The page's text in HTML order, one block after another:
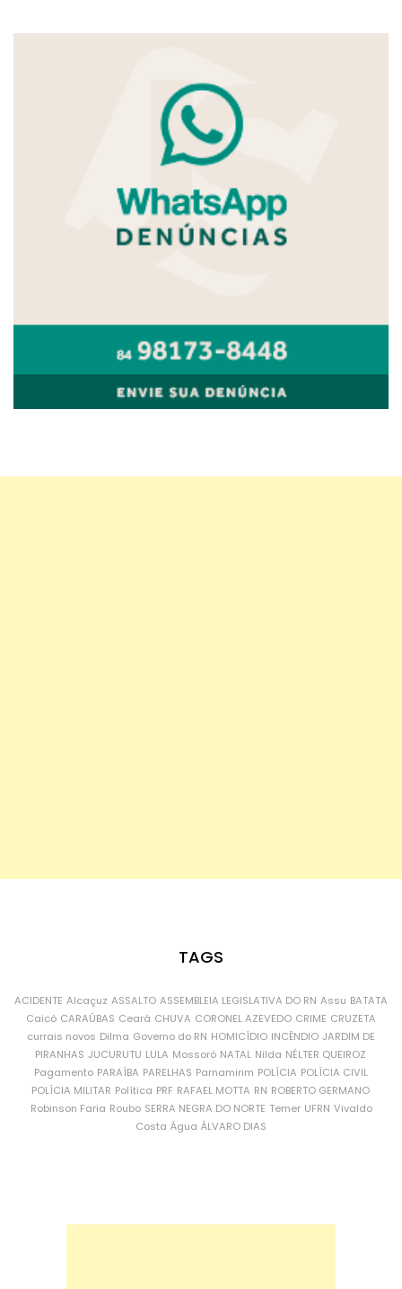
TAGS
ACIDENTE Alcaçuz ASSALTO ASSEMBLEIA LEGISLATIVA DO RN Assu BATATA
Caicó CARAÚBAS Ceará CHUVA CORONEL AZEVEDO CRIME CRUZETA
currais novos Dilma Governo do RN HOMICÍDIO INCÊNDIO JARDIM DE
PIRANHAS JUCURUTU LULA Mossoró NATAL Nilda NÉLTER QUEIROZ
Pagamento PARAÍBA PARELHAS Parnamirim POLÍCIA POLÍCIA CIVIL
POLÍCIA MILITAR Política PRF RAFAEL MOTTA RN ROBERTO GERMANO
Robinson Faria Roubo SERRA NEGRA DO NORTE Temer UFRN Vivaldo
Costa Água ÁLVARO DIAS